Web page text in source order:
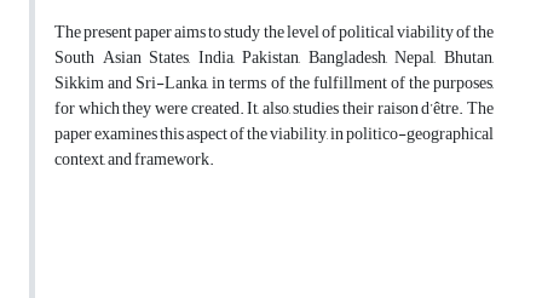
The present paper aims to study the level of political viability of the
South Asian States, India, Pakistan, Bangladesh, Nepal, Bhutan,
Sikkim and Sri-Lanka, in terms of the fulfillment of the purposes,
for which they were created. It, also, studies their raison d’être. The
paper examines this aspect of the viability, in politico-geographical
context, and framework.